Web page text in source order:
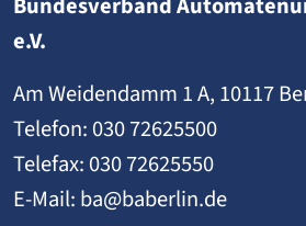
e.V.
Am Weidendamm 1 A, 10117
Telefon: 030 72625500
Telefax: 030 72625550
E-Mail: ba@baberlin.de